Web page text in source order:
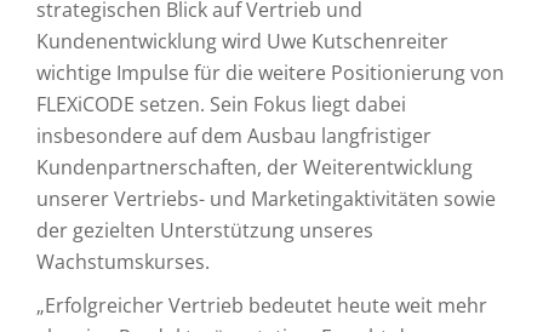
strategischen Blick auf Vertrieb und
Kundenentwicklung wird Uwe Kutschenreiter
wichtige Impulse für die weitere Positionierung von
FLEXiCODE setzen. Sein Fokus liegt dabei
insbesondere auf dem Ausbau langfristiger
Kundenpartnerschaften, der Weiterentwicklung
unserer Vertriebs- und Marketingaktivitäten sowie
der gezielten Unterstützung unseres
Wachstumskurses.
„Erfolgreicher Vertrieb bedeutet heute weit mehr